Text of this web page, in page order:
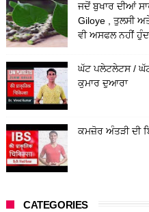
ਜਦੋਂ ਬੁਖਾਰ ਦੀਆਂ
Giloye , ਤੁਲਸੀ
ਵੀ ਅਸਫਲ ਨਹੀਂ
ਘੱਟ ਪਲੇਟਲੇਟਸ /
ਕੁਮਾਰ ਦੁਆਰਾ
ਕਮਜ਼ੋਰ ਅੰਤੜੀ ਦੀ
CATEGORIES